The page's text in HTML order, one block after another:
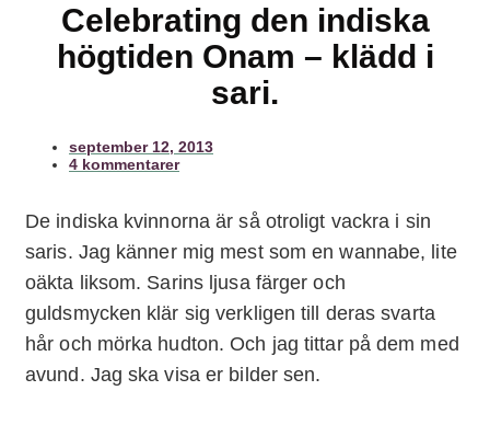
Celebrating den indiska
högtiden Onam – klädd i
sari.
september 12, 2013
4 kommentarer
De indiska kvinnorna är så otroligt vackra i sin
saris. Jag känner mig mest som en wannabe, lite
oäkta liksom. Sarins ljusa färger och
guldsmycken klär sig verkligen till deras svarta
hår och mörka hudton. Och jag tittar på dem med
avund. Jag ska visa er bilder sen.